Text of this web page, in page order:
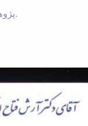
پژوهشگران عزیز دانشگاه موفقیت روزافزون مسالت می نماید.